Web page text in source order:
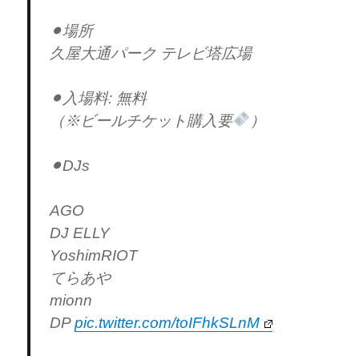
⚫︎場所
久屋大通パーク テレビ塔広場
⚫︎入場料: 無料
（※ビールチケット購入要
）
⚫︎DJs
AGO
DJ ELLY
YoshimRIOT
てらあや
mionn
DPpic.twitter.com/toIFhkSLnM